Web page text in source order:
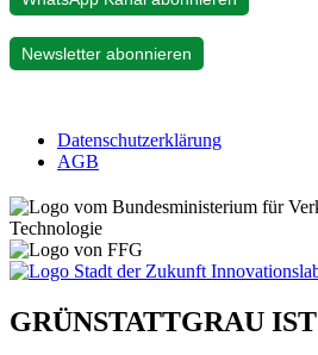
Newsletter abonnieren
Datenschutzerklärung
AGB
GRÜNSTATTGRAU IST